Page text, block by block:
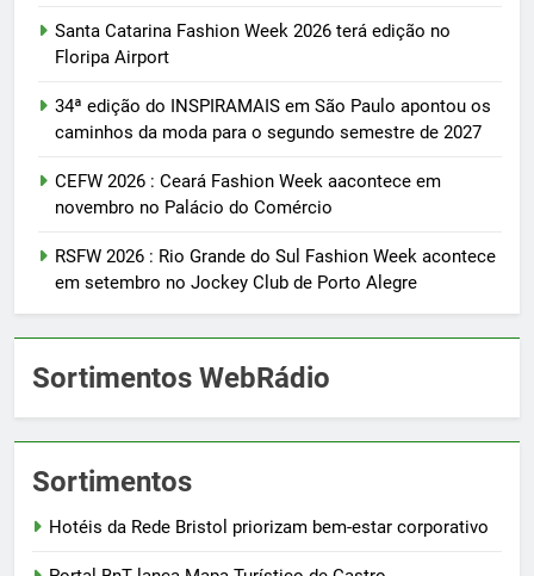
Santa Catarina Fashion Week 2026 terá edição no
Floripa Airport
34ª edição do INSPIRAMAIS em São Paulo apontou os
caminhos da moda para o segundo semestre de 2027
CEFW 2026 : Ceará Fashion Week aacontece em
novembro no Palácio do Comércio
RSFW 2026 : Rio Grande do Sul Fashion Week acontece
em setembro no Jockey Club de Porto Alegre
Sortimentos WebRádio
Sortimentos
Hotéis da Rede Bristol priorizam bem-estar corporativo